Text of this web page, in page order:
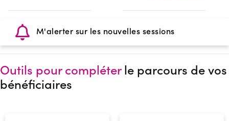
M'alerter sur les nouvelles sessions
Outils pour compléterle parcours de vos
bénéficiaires